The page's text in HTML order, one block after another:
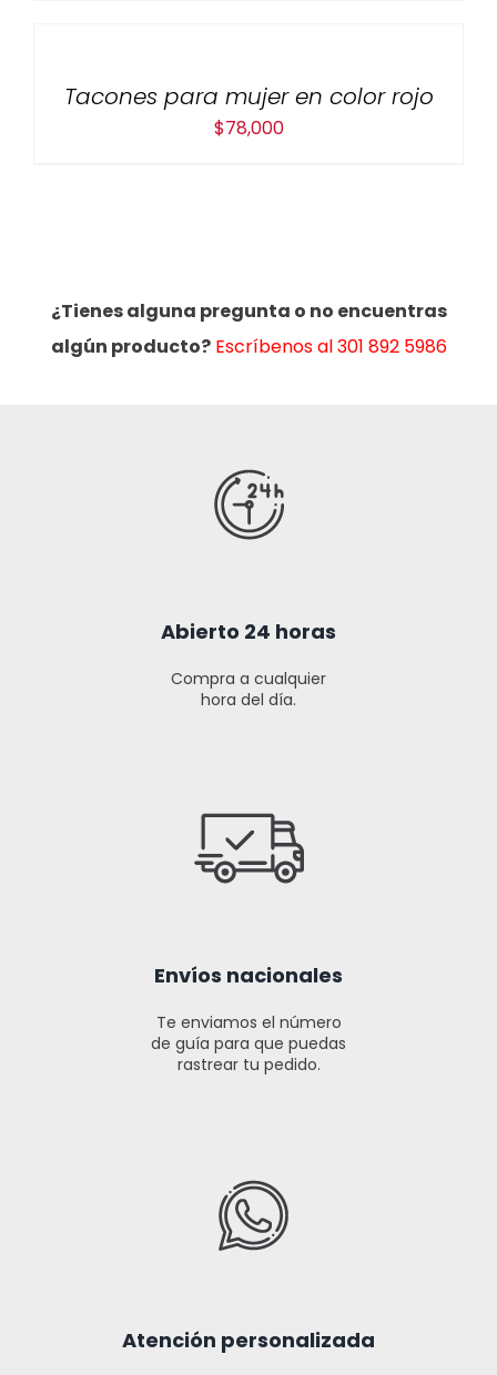
Tacones para mujer en color rojo
$78,000
¿Tienes alguna pregunta o no encuentras
algún producto? Escríbenos al 301 892 5986
Abierto 24 horas
Compra a cualquier
hora del día.
Envíos nacionales
Te enviamos el número
de guía para que puedas
rastrear tu pedido.
Atención personalizada